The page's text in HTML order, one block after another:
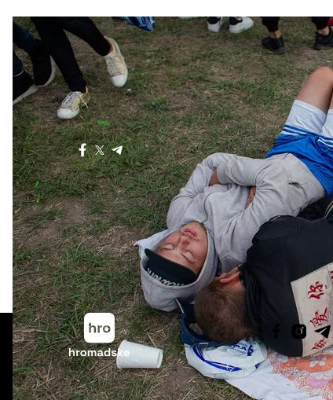
Музыкальный
Больше о: Atlas Weekend
Поделиться:
Про
Все права защищены:
©Общественное